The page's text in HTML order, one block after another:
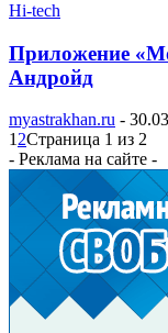
Hi-tech
Приложение
Андройд
myastrakhan.ru -
12Страница 1 из 2
- Реклама на сайте -